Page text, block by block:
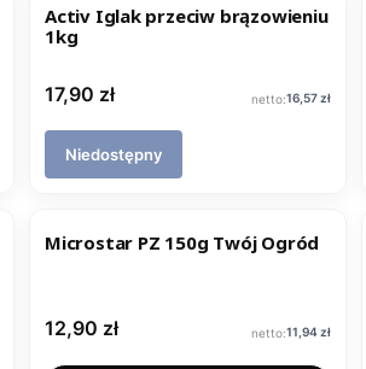
Activ Iglak przeciw brązowieniu
1kg
Cena
17,90 zł Cena
16,57 zł
Niedostępny
Microstar PZ 150g Twój Ogród
Cena
12,90 zł Cena
11,94 zł